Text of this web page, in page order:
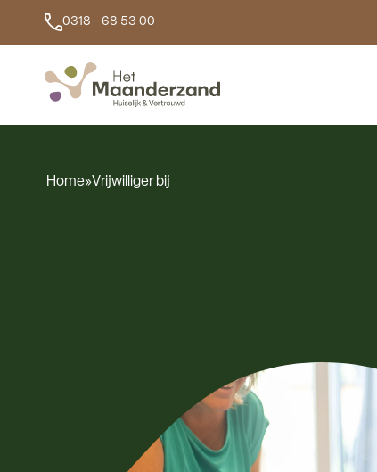
0318 - 68 53 00
Home»Vrijwilliger bij